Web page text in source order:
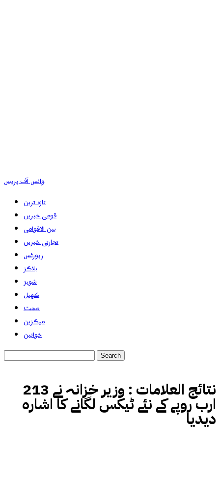
وائس آف پریس
تازہ ترین
قومی خبریں
بین الاقوامی
تجارتی خبریں
رپورٹس
بلاگز
شوبز
کھیل
صحت
میگزین
خواتین
نتائج العلامات : وزیر خزانہ نے 213
ارب روپے کے نئے ٹیکس لگانے کا اشارہ
دیدیا